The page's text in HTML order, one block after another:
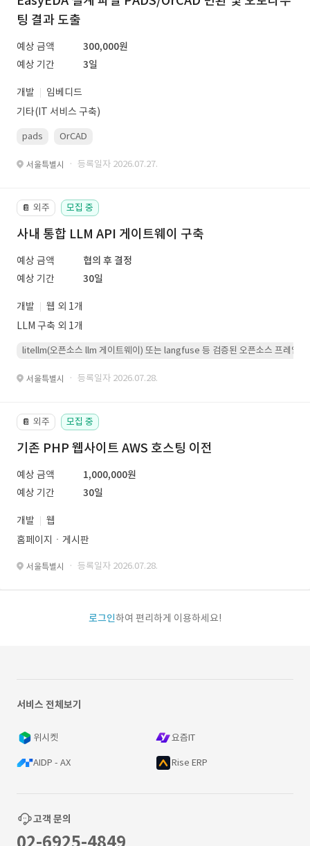
팅 결과 도출
예상 금액
300,000원
예상 기간
3일
개발
임베디드
기타(IT 서비스 구축)
pads OrCAD
서울특별시 · 등록일자 2026.07.27.
📔 외주 모집 중
사내 통합 LLM API 게이트웨이 구축
예상 금액
협의 후 결정
예상 기간
30일
개발
웹 외 1개
LLM 구축 외 1개
litellm(오픈소스 llm 게이트웨이) 또는 langfuse 등 검증된 오픈소스 프레임워
서울특별시 · 등록일자 2026.07.28.
📔 외주 모집 중
기존 PHP 웹사이트 AWS 호스팅 이전
예상 금액
1,000,000원
예상 기간
30일
개발
웹
홈페이지ㆍ게시판
서울특별시 · 등록일자 2026.07.28.
로그인하여 편리하게 이용하세요!
서비스 전체보기
위시켓 요즘IT
AIDP - AX Rise ERP
고객 문의